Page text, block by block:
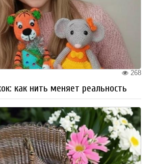
268
как нить меняет реальность